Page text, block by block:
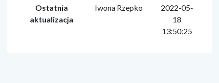
Ostatnia
aktualizacja
Iwona Rzepko
2022-05-
18
13:50:25